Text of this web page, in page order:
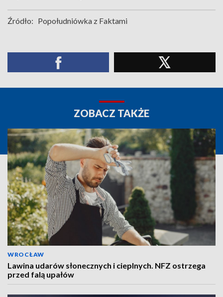
Źródło: Popołudniówka z Faktami
ZOBACZ TAKŻE
WROCŁAW
Lawina udarów słonecznych i cieplnych. NFZ ostrzega
przed falą upałów